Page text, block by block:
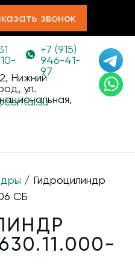
звонок
+7 (915)
946-41-
97
Нижний
ул.
cental.su
/ Гидроцилиндр
СБ